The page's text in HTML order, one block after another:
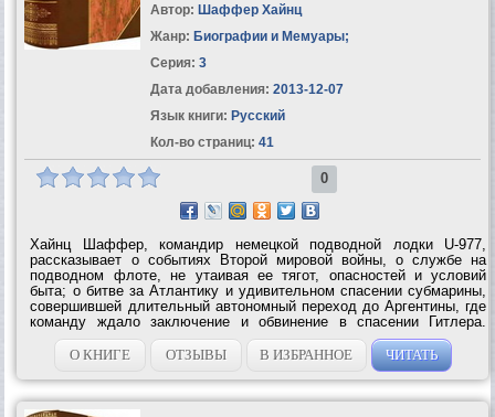
Автор: Шаффер Хайнц
Жанр: Биографии и Мемуары;
Серия: 3
Дата добавления: 2013-12-07
Язык книги: Русский
Кол-во страниц: 41
0
Хайнц Шаффер, командир немецкой подводной лодки U-977,
рассказывает о событиях Второй мировой войны, о службе на
подводном флоте, не утаивая ее тягот, опасностей и условий
быта; о битве за Атлантику и удивительном спасении субмарины,
совершившей длительный автономный переход до Аргентины, где
команду ждало заключение и обвинение в спасении Гитлера.
Приведенная в книге информация особенно ценна тем, что дана с
позиции противника СССР в...
О КНИГЕ ОТЗЫВЫ В ИЗБРАННОЕ ЧИТАТЬ